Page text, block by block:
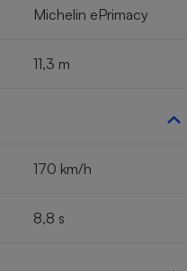
Michelin ePrimacy
11,3 m
170 km/h
8,8 s